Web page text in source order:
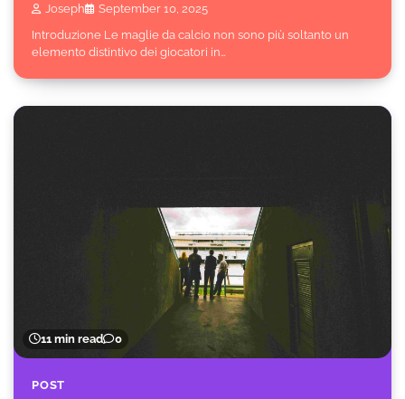
Joseph
September 10, 2025
Introduzione Le maglie da calcio non sono più soltanto un
elemento distintivo dei giocatori in…
11 min read 0
POST